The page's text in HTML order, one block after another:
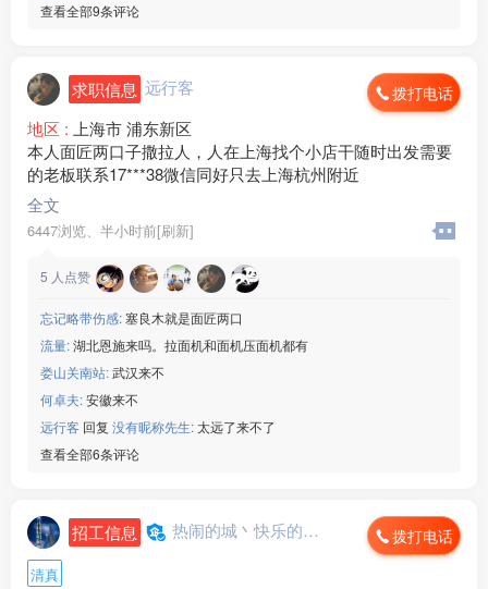
查看全部9条评论
求职信息 远行客 拨打电话
地区 : 上海市 浦东新区
本人面匠两口子撒拉人，人在上海找个小店干随时出发需要
的老板联系17***38微信同好只去上海杭州附近
全文
6447浏览、 半小时前[刷新]
5 人点赞
忘记略带伤感:塞良木就是面匠两口
流量:湖北恩施来吗。拉面机和面机压面机都有
娄山关南站:武汉来不
何卓夫:安徽来不
远行客 回复 没有昵称先生:太远了来不了
查看全部6条评论
招工信息 热闹的城丶快乐的心... 拨打电话
清真